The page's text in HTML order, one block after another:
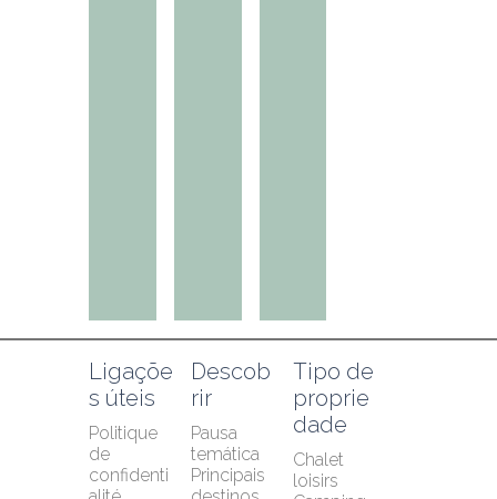
Ligaçõe
s úteis
Politique
de
confidenti
Descob
rir
Pausa
temática
Principais
Tipo de
proprie
dade
Chalet
loisirs